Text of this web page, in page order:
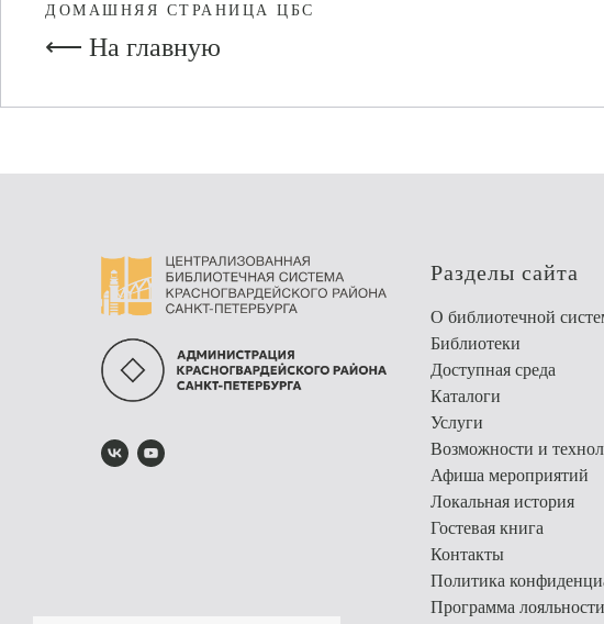
ДОМАШНЯЯ СТРАНИЦА ЦБС
⟵ На главную
Разделы сайта
О библиотечной
Библиотеки
Доступная среда
Каталоги
Услуги
Возможности и
Афиша мероприятий
Локальная история
Гостевая книга
Контакты
Политика
Программа лояльности